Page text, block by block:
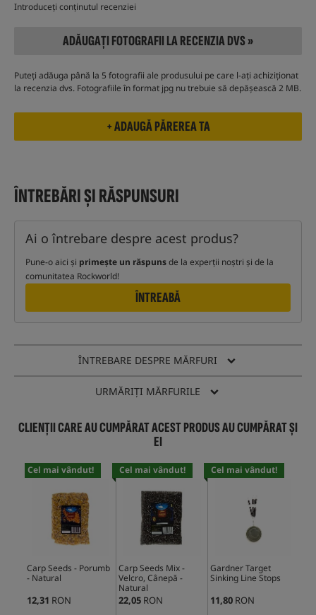
Introduceți conținutul recenziei
ADĂUGAȚI FOTOGRAFII LA RECENZIA DVS »
Puteți adăuga până la 5 fotografii ale produsului pe care l-ați achiziționat
la recenzia dvs. Fotografiile în format jpg nu trebuie să depășească 2 MB.
ÎNTREBĂRI ȘI RĂSPUNSURI
Ai o întrebare despre acest produs?
Pune-o aici și primește un răspunsde la experții noștri și de la
comunitatea Rockworld!
ÎNTREABĂ
ÎNTREBARE DESPRE MĂRFURI
URMĂRIȚI MĂRFURILE
CLIENȚII CARE AU CUMPĂRAT ACEST PRODUS AU CUMPĂRAT ȘI
EI
Cel mai vândut!
Carp Seeds - Porumb
- Natural
12,31 RON
Cel mai vândut!
Carp Seeds Mix -
Velcro, Cânepă -
Natural
22,05 RON
Cel mai vândut!
Gardner Target
Sinking Line Stops
11,80 RON